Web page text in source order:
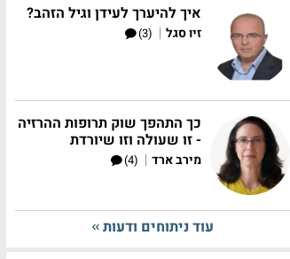
איך להיערך לעידן וגיל הזהב?
זיו סגל |
(3)
כך התהפך שוק תרופות ההרזיה
- זו שעולה וזו שיורדת
מירב ארד |
(4)
עוד ניתוחים ודעות